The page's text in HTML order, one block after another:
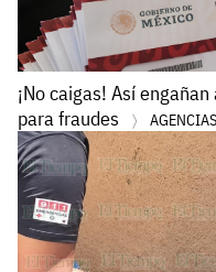
¡No caigas! Así
para fraudes
AGENCIAS